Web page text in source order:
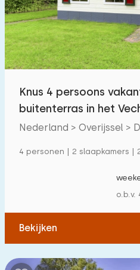
Zwembad
Omheinde tuin
Huisdiervrij
Oplaadpunt auto
€ 0 — €
Knus 4 persoons
buitenterras in het
Nederland > Overijssel >
4 personen | 2 slaapkamers |
o.b.v.
Bekijken